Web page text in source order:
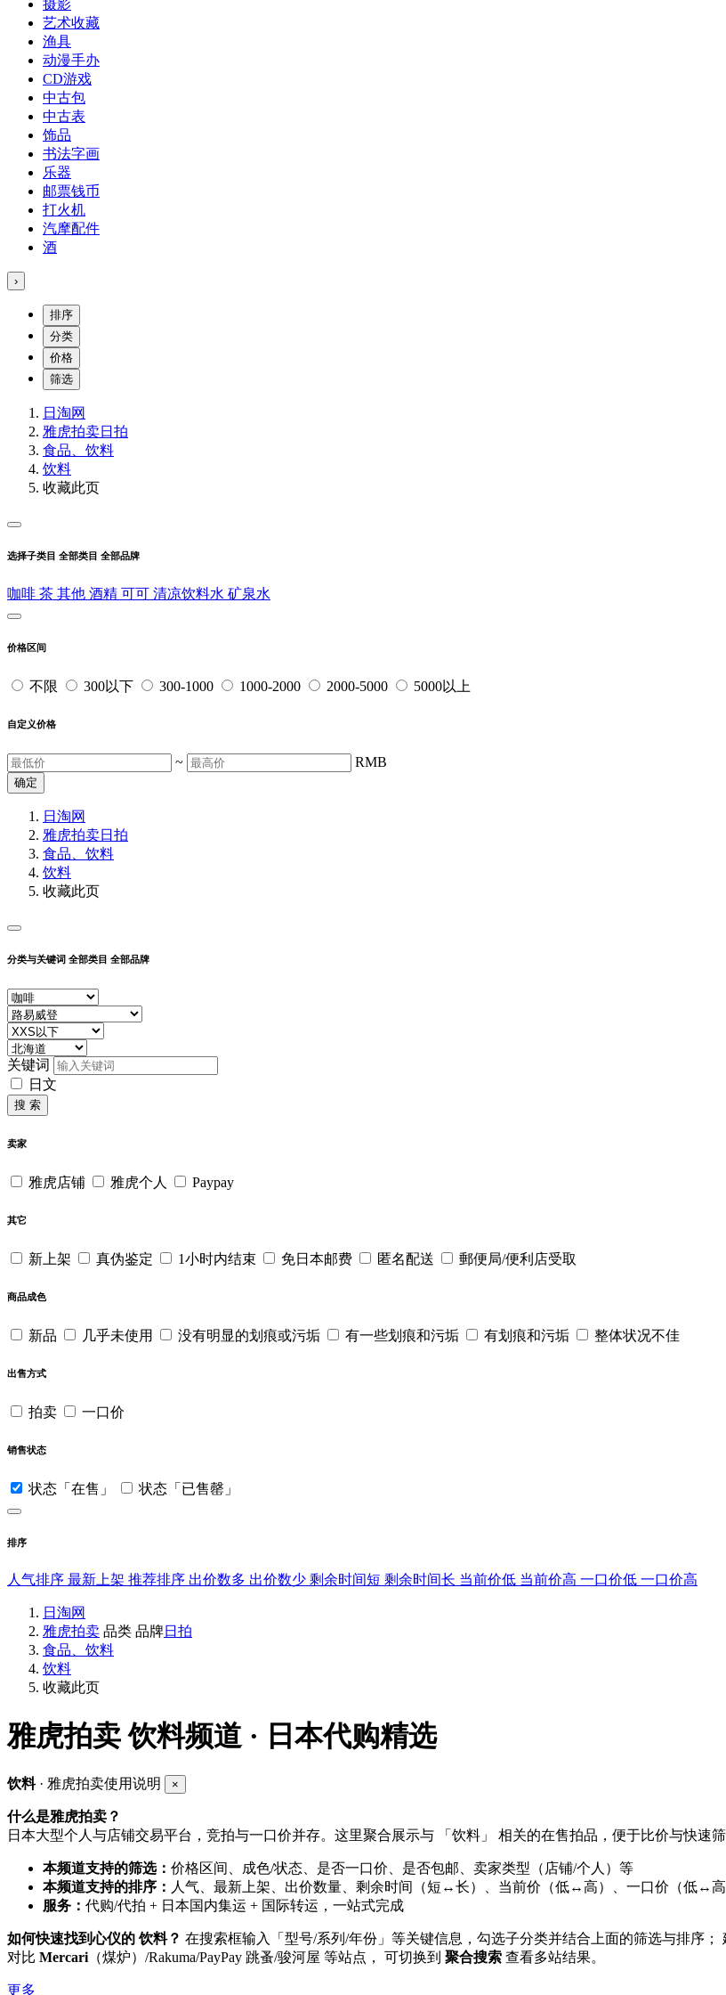
摄影
艺术收藏
渔具
动漫手办
CD游戏
中古包
中古表
饰品
书法字画
乐器
邮票钱币
打火机
汽摩配件
酒
›
排序
分类
价格
筛选
日淘网
雅虎拍卖日拍
食品、饮料
饮料
收藏此页
选择子类目 全部类目 全部品牌
咖啡 茶 其他 酒精 可可 清凉饮料水 矿泉水
价格区间
不限 300以下 300-1000 1000-2000 2000-5000 5000以上
自定义价格
~ RMB
确定
日淘网
雅虎拍卖日拍
食品、饮料
饮料
收藏此页
分类与关键词 全部类目 全部品牌
关键词
日文
搜 索
卖家
雅虎店铺 雅虎个人 Paypay
其它
新上架 真伪鉴定 1小时内结束 免日本邮费 匿名配送 郵便局/便利店受取
商品成色
新品 几乎未使用 没有明显的划痕或污垢 有一些划痕和污垢 有划痕和污垢 整体状况不佳
出售方式
拍卖 一口价
销售状态
状态「在售」 状态「已售罄」
排序
人气排序 最新上架 推荐排序 出价数多 出价数少 剩余时间短 剩余时间长 当前价低 当前价高 一口价低 一口价高
日淘网
雅虎拍卖 品类 品牌日拍
食品、饮料
饮料
收藏此页
雅虎拍卖饮料频道 · 日本代购精选
饮料· 雅虎拍卖使用说明 ×
什么是雅虎拍卖？
日本大型个人与店铺交易平台，竞拍与一口价并存。这里聚合展示与 「饮料」 相关的在售拍品，便于比价与快速筛
本频道支持的筛选： 价格区间、成色/状态、是否一口价、是否包邮、卖家类型（店铺/个人）等
本频道支持的排序： 人气、最新上架、出价数量、剩余时间（短↔长）、当前价（低↔高）、一口价（低↔高
服务： 代购/代拍 + 日本国内集运 + 国际转运，一站式完成
如何快速找到心仪的 饮料？ 在搜索框输入「型号/系列/年份」等关键信息，勾选子分类并结合上面的筛选与排序
对比 Mercari （煤炉）/Rakuma/PayPay 跳蚤/骏河屋 等站点， 可切换到 聚合搜索 查看多站结果。
更多